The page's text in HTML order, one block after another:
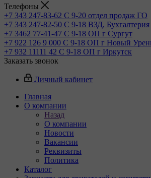
Телефоны
+7 343 247-83-62 С 9-20 отдел продаж ГО
+7 343 247-82-50 С 9-18 ВЗД, Бухгалтерия
+7 3462 77-41-47 С 9-18 ОП г Сургут
+7 922 126 9 000 С 9-18 ОП г Новый
+7 932 11111 42 С 9-18 ОП г Иркутск
Заказать звонок
Личный кабинет
Главная
О компании
Назад
О компании
Новости
Вакансии
Реквизиты
Политика
Каталог